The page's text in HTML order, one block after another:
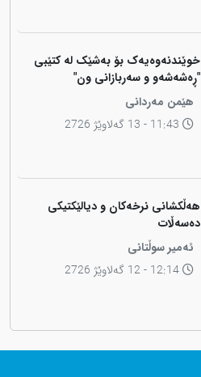
خوێندنەوەیەک بۆ بەشێک لە کتێبی
"ڕەشەشەو و سەربازانی ون"
هێمن مەردانی
هەڵکشانی نرخەکان و دیالێکتیکی
دەسەڵات
ئەمیر سوڵتانی
12:14 - 12 گەلاوێژ 2726